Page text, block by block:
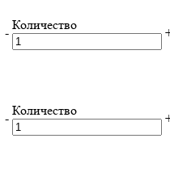
-
Количество
-
Количество